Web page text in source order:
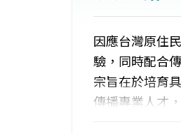
因應台灣原住
驗，同時配合
宗旨在於培育
傳播專業人才